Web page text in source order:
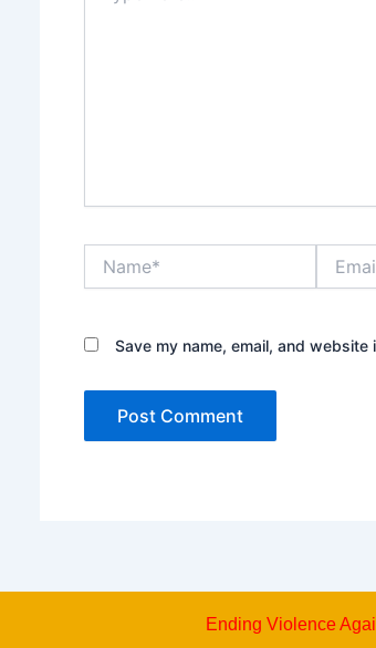
Save my name, email, and
Ending Violence